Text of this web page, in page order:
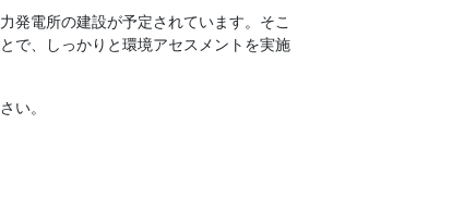
発電所の建設が予定されています。そこ
で、しっかりと環境アセスメントを実施
い。